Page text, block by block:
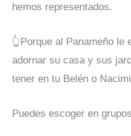
hemos representados.
👆Porque al Panameño le
adornar su casa y sus
tener en tu Belén o
Puedes escoger en